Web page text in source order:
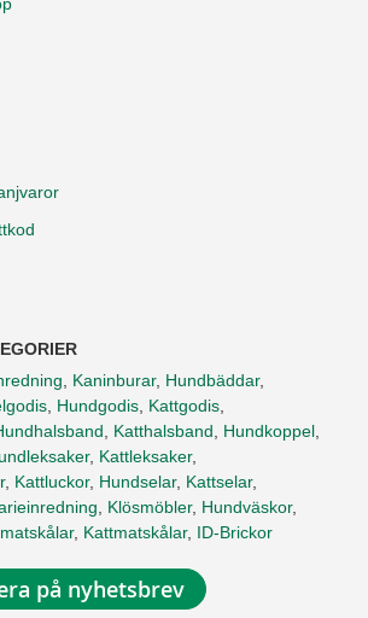
, Kaninburar, Hundbäddar,
, Hundgodis, Kattgodis,
, Katthalsband, Hundkoppel,
, Kattleksaker,
, Kattluckor, Hundselar, Kattselar,
, Klösmöbler, Hundväskor,
, Kattmatskålar, ID-Brickor
på nyhetsbrev